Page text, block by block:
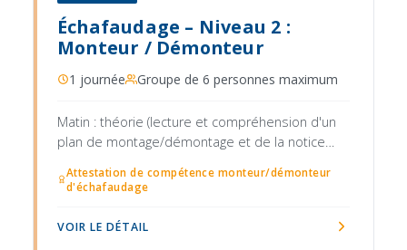
Échafaudage – Niveau 2 :
Monteur / Démonteur
1 journée Groupe de 6 personnes maximum
Matin : théorie (lecture et compréhension d'un
plan de montage/démontage et de la notice
stabilité, séquences de montage et démontage
plinthes et accès, balisage et signalisation)
Attestation de compétence monteur/démonteur
d'échafaudage
VOIR LE DÉTAIL